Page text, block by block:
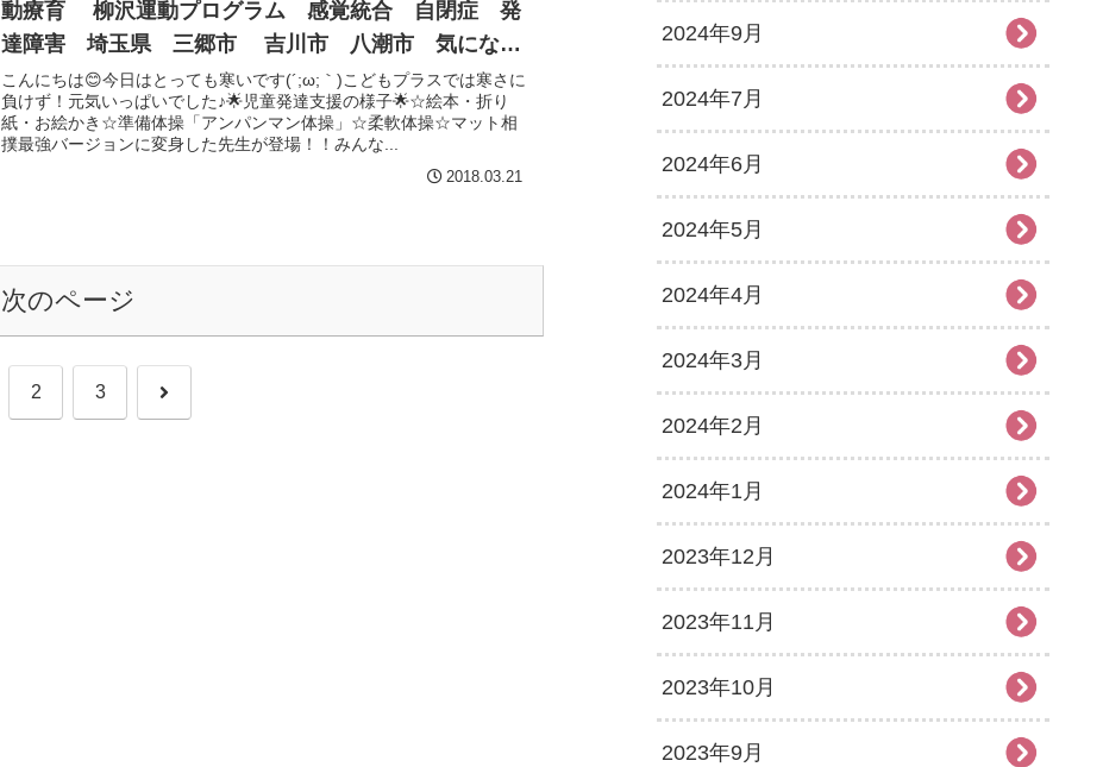
動療育 柳沢運動プログラム 感覚統合 自閉症 発
達障害 埼玉県 三郷市 吉川市 八潮市 気になる
子
こんにちは😊今日はとっても寒いです(´;ω;｀)こどもプラスでは寒さに
負けず！元気いっぱいでした♪🌟児童発達支援の様子🌟☆絵本・折り
紙・お絵かき☆準備体操「アンパンマン体操」☆柔軟体操☆マット相
撲最強バージョンに変身した先生が登場！！みんな...
2018.03.21
次のページ
2 3 次
2024年9月
2024年7月
2024年6月
2024年5月
2024年4月
2024年3月
2024年2月
2024年1月
2023年12月
2023年11月
2023年10月
2023年9月